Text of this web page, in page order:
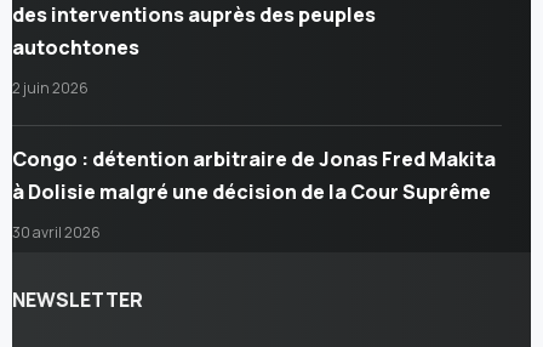
des interventions auprès des peuples
autochtones
2 juin 2026
Congo : détention arbitraire de Jonas Fred Makita
à Dolisie malgré une décision de la Cour Suprême
30 avril 2026
NEWSLETTER